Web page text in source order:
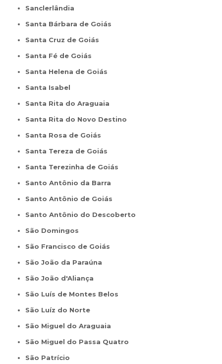
Sanclerlândia
Santa Bárbara de Goiás
Santa Cruz de Goiás
Santa Fé de Goiás
Santa Helena de Goiás
Santa Isabel
Santa Rita do Araguaia
Santa Rita do Novo Destino
Santa Rosa de Goiás
Santa Tereza de Goiás
Santa Terezinha de Goiás
Santo Antônio da Barra
Santo Antônio de Goiás
Santo Antônio do Descoberto
São Domingos
São Francisco de Goiás
São João da Paraúna
São João d'Aliança
São Luís de Montes Belos
São Luíz do Norte
São Miguel do Araguaia
São Miguel do Passa Quatro
São Patrício